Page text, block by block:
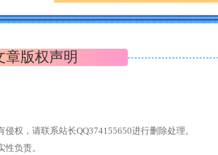
章版权声明
权，请联系站长QQ374155650进行删除处理。
负责。